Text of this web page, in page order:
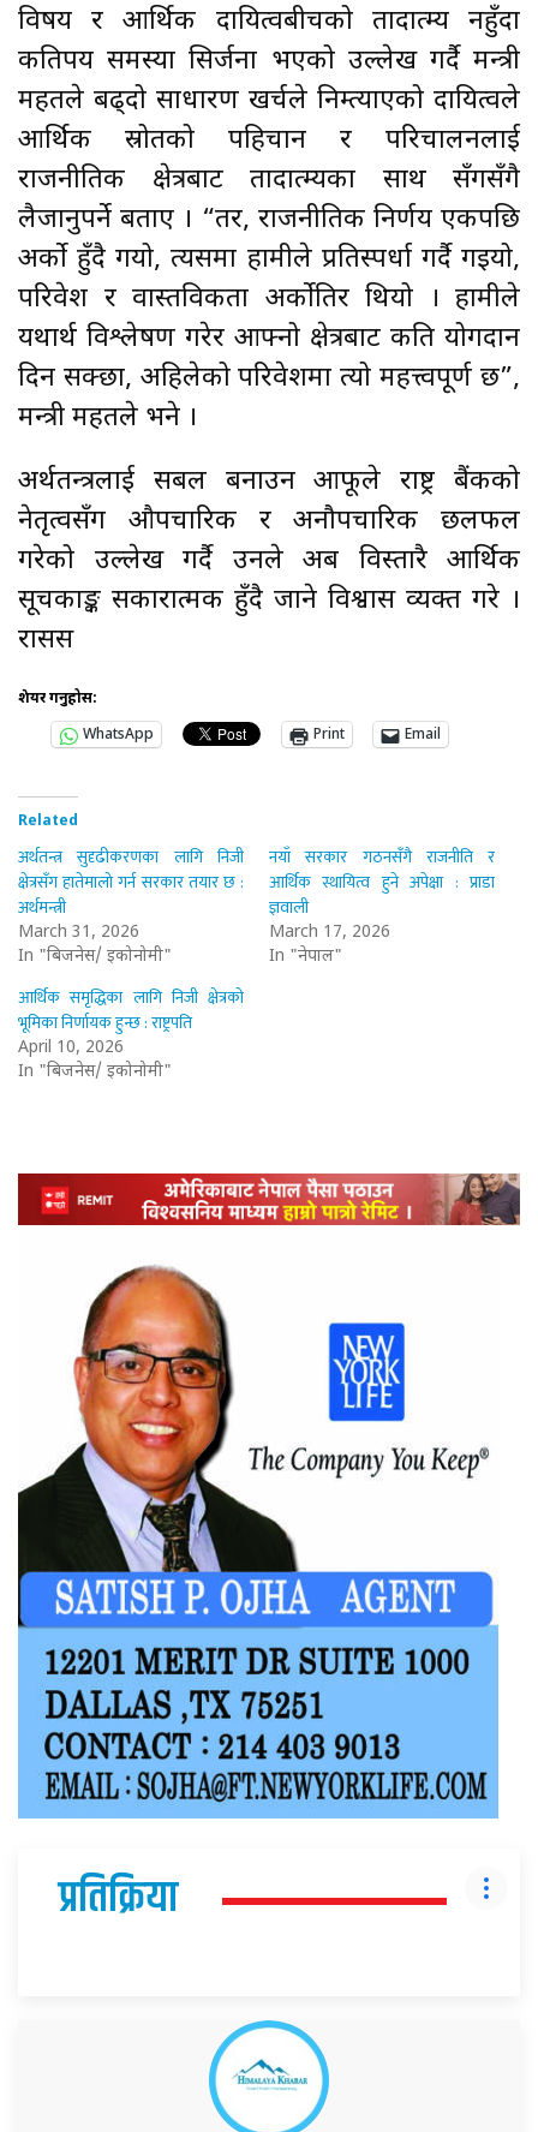
विषय र आर्थिक दायित्वबीचको तादात्म्य नहुँदा
कतिपय समस्या सिर्जना भएको उल्लेख गर्दै मन्त्री
महतले बढ्दो साधारण खर्चले निम्त्याएको दायित्वले
आर्थिक स्रोतको पहिचान र परिचालनलाई
राजनीतिक क्षेत्रबाट तादात्म्यका साथ सँगसँगै
लैजानुपर्ने बताए । “तर, राजनीतिक निर्णय एकपछि
अर्को हुँदै गयो, त्यसमा हामीले प्रतिस्पर्धा गर्दै गइयो,
परिवेश र वास्तविकता अर्कोतिर थियो । हामीले
यथार्थ विश्लेषण गरेर आफ्नो क्षेत्रबाट कति योगदान
दिन सक्छौँ, अहिलेको परिवेशमा त्यो महत्त्वपूर्ण छ”,
मन्त्री महतले भने ।
अर्थतन्त्रलाई सबल बनाउन आफूले राष्ट्र बैंकको
नेतृत्वसँग औपचारिक र अनौपचारिक छलफल
गरेको उल्लेख गर्दै उनले अब विस्तारै आर्थिक
सूचकाङ्क सकारात्मक हुँदै जाने विश्वास व्यक्त गरे ।
रासस
शेयर गर्नुहोस:
WhatsApp
Print Email
Related
अर्थतन्त्र सुदृढीकरणका लागि निजी
क्षेत्रसँग हातेमालो गर्न सरकार तयार छ :
अर्थमन्त्री
March 31, 2026
In "बिजनेस/ इकोनोमी"
नयाँ सरकार गठनसँगै राजनीति र
आर्थिक स्थायित्व हुने अपेक्षा : प्राडा
ज्ञवाली
March 17, 2026
In "नेपाल"
आर्थिक समृद्धिका लागि निजी क्षेत्रको
भूमिका निर्णायक हुन्छ : राष्ट्रपति
April 10, 2026
In "बिजनेस/ इकोनोमी"
प्रतिक्रिया